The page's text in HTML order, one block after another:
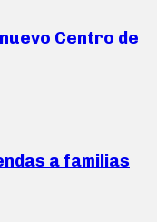
Centro de
a familias